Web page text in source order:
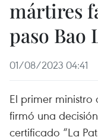
mártires
paso Bao
01/08/2023 04:41
El primer ministro
firmó una
certificado “La